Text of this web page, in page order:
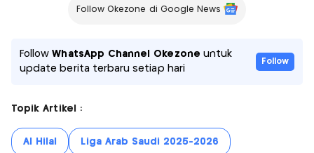
Follow Okezone di Google News
FollowWhatsApp Channel Okezone untuk
update berita terbaru setiap hari
Follow
Topik Artikel :
Al Hilal Liga Arab Saudi 2025-2026